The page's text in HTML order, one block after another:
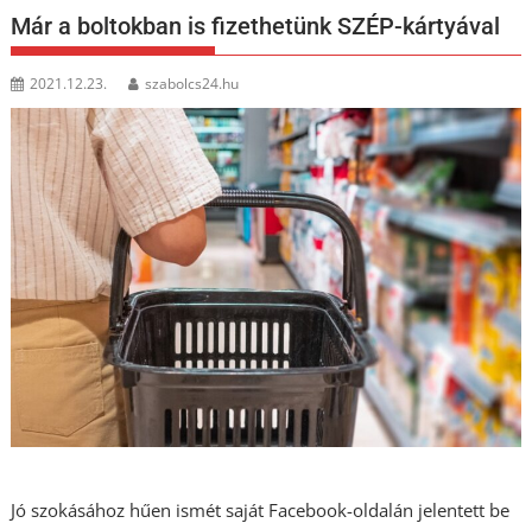
Már a boltokban is fizethetünk SZÉP-kártyával
2021.12.23. szabolcs24.hu
Jó szokásához hűen ismét saját Facebook-oldalán jelentett be